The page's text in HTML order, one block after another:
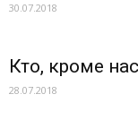
30.07.2018
Кто, кроме
28.07.2018